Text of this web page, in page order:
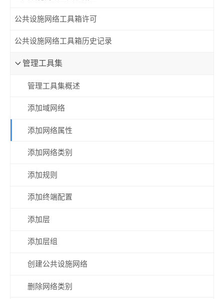
公共设施网络工具箱许可
公共设施网络工具箱历史记录
管理工具集
管理工具集概述
添加域网络
添加网络属性
添加网络类别
添加规则
添加终端配置
添加层
添加层组
创建公共设施网络
删除网络类别